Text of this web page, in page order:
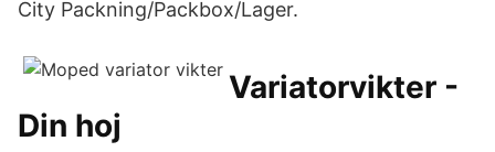
City Packning/Packbox/Lager.
Variatorvikter -
Din hoj